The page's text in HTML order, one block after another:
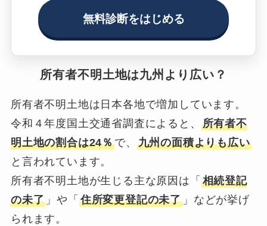
無料診断をはじめる
所有者不明土地は九州より広い？
所有者不明土地は日本各地で増加しています。
令和４年度国土交通省調査によると、 所有者不
明土地の割合は24％で、 九州の面積よりも広い
と言われています。
所有者不明土地が生じる主な原因は「 相続登記
の未了 」や「 住所変更登記の未了 」などが挙げ
られます。